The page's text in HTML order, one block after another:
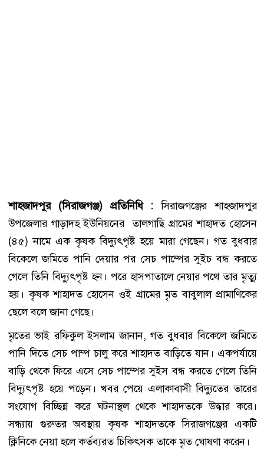
শাহজাদপুর (সিরাজগঞ্জ) প্রতিনিধি :সিরাজগঞ্জের শাহজাদপুর
উপজেলার গাড়াদহ ইউনিয়নের তালগাছি গ্রামের শাহাদত হোসেন
(৪৫) নামে এক কৃষক বিদ্যুৎপৃষ্ট হয়ে মারা গেছেন। গত বুধবার
বিকেলে জমিতে পানি দেয়ার পর সেচ পাম্পের সুইচ বন্ধ করতে
গেলে তিনি বিদ্যুৎপৃষ্ট হন। পরে হাসপাতালে নেয়ার পথে তার মৃত্যু
হয়। কৃষক শাহাদত হোসেন ওই গ্রামের মৃত বাবুলাল প্রামাণিকের
ছেলে বলে জানা গেছে।
মৃতের ভাই রফিকুল ইসলাম জানান, গত বুধবার বিকেলে জমিতে
পানি দিতে সেচ পাম্প চালু করে শাহাদত বাড়িতে যান। একপর্যায়ে
বাড়ি থেকে ফিরে এসে সেচ পাম্পের সুইস বন্ধ করতে গেলে তিনি
বিদ্যুৎপৃষ্ট হয়ে পড়েন। খবর পেয়ে এলাকাবাসী বিদ্যুতের তারের
সংযোগ বিচ্ছিন্ন করে ঘটনাস্থল থেকে শাহাদতকে উদ্ধার করে।
সন্ধ্যায় গুরুতর অবস্থায় কৃষক শাহাদতকে সিরাজগঞ্জের একটি
ক্লিনিকে নেয়া হলে কর্তব্যরত চিকিৎসক তাকে মৃত ঘোষণা করেন।